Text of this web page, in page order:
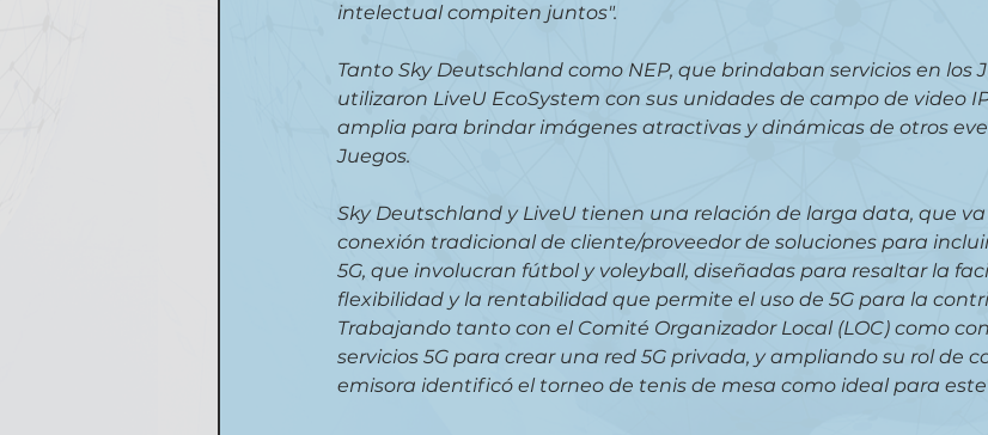
intelectual compiten juntos".
Tanto Sky Deutschland como NEP, que brindaban servicios en los
utilizaron LiveU EcoSystem con sus unidades de campo de video
amplia para brindar imágenes atractivas y dinámicas de otros
Juegos.
Sky Deutschland y LiveU tienen una relación de larga data, que
conexión tradicional de cliente/proveedor de soluciones para
5G, que involucran fútbol y voleyball, diseñadas para resaltar la
flexibilidad y la rentabilidad que permite el uso de 5G para la
Trabajando tanto con el Comité Organizador Local (LOC) como
servicios 5G para crear una red 5G privada, y ampliando su rol de
emisora identificó el torneo de tenis de mesa como ideal para este